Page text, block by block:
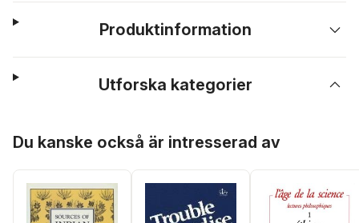
Produktinformation
Utforska kategorier
Du kanske också är intresserad av